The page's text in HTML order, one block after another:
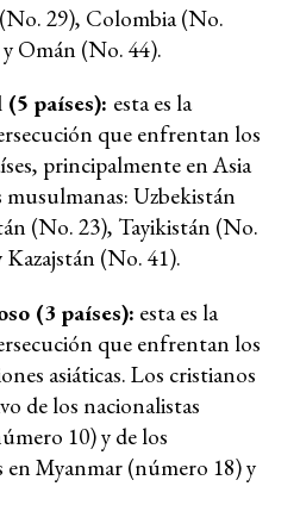
29), Colombia (No.
Omán (No. 44).
países): esta es la
que enfrentan los
principalmente en Asia
Uzbekistán
(No. 23), Tayikistán (No.
(No. 41).
(3 países): esta es la
que enfrentan los
asiáticas. Los cristianos
de los nacionalistas
10) y de los
en Myanmar (número 18) y